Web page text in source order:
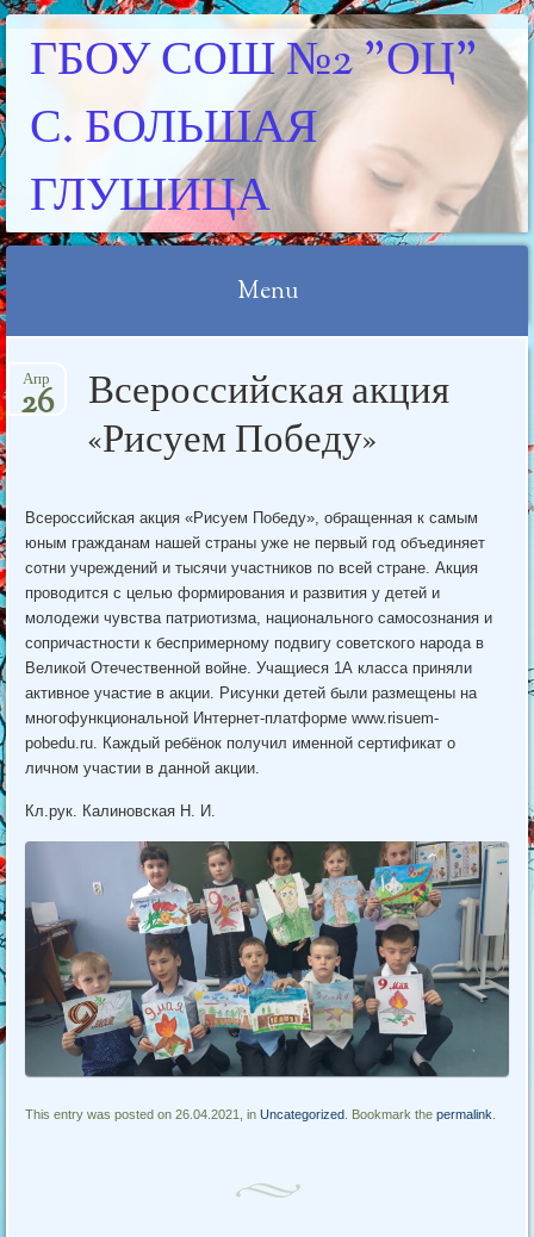
ГБОУ СОШ №2 "ОЦ"
С. БОЛЬШАЯ
ГЛУШИЦА
Menu
to
Всероссийская акция
«Рисуем Победу»
Апр
26
Всероссийская акция «Рисуем Победу», обращенная к самым
юным гражданам нашей страны уже не первый год объединяет
сотни учреждений и тысячи участников по всей стране. Акция
проводится с целью формирования и развития у детей и
молодежи чувства патриотизма, национального самосознания и
сопричастности к беспримерному подвигу советского народа в
Великой Отечественной войне. Учащиеся 1А класса приняли
активное участие в акции. Рисунки детей были размещены на
многофункциональной Интернет-платформе www.risuem-
pobedu.ru. Каждый ребёнок получил именной сертификат о
личном участии в данной акции.
Кл.рук. Калиновская Н. И.
This entry was posted on 26.04.2021, inUncategorized . Bookmark thepermalink